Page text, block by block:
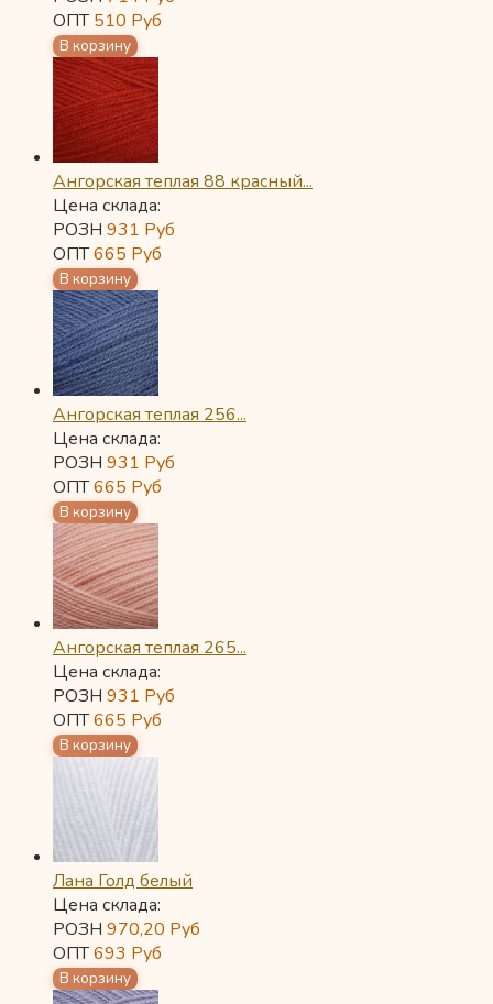
ОПТ510 Руб
Ангорская теплая 88 красный...
Цена склада:
РОЗН 931 Руб
ОПТ665 Руб
Ангорская теплая 256...
Цена склада:
РОЗН 931 Руб
ОПТ665 Руб
Ангорская теплая 265...
Цена склада:
РОЗН 931 Руб
ОПТ665 Руб
Лана Голд белый
Цена склада:
РОЗН 970,20 Руб
ОПТ693 Руб